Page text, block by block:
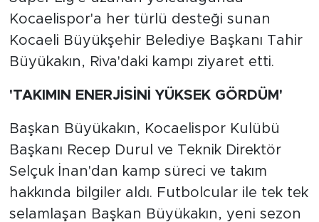
Kocaelispor'a her türlü desteği sunan
Kocaeli Büyükşehir Belediye Başkanı Tahir
Büyükakın, Riva'daki kampı ziyaret etti.
'TAKIMIN ENERJİSİNİ YÜKSEK GÖRDÜM'
Başkan Büyükakın, Kocaelispor Kulübü
Başkanı Recep Durul ve Teknik Direktör
Selçuk İnan'dan kamp süreci ve takım
hakkında bilgiler aldı. Futbolcular ile tek tek
selamlaşan Başkan Büyükakın, yeni sezon